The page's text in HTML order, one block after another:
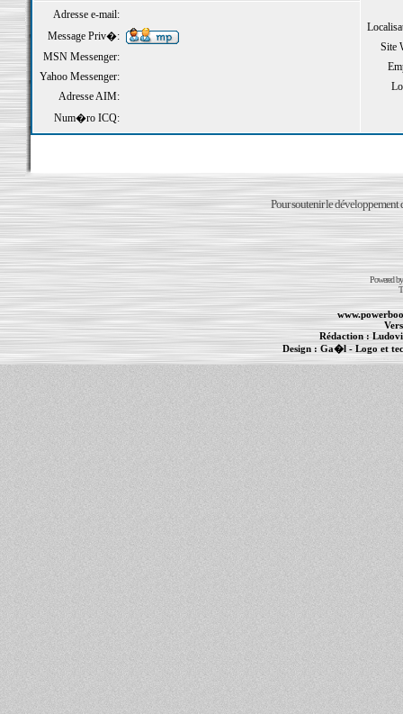
Site
Adresse e-mail:
Message Priv�:
MSN Messenger:
Yahoo Messenger:
Adresse AIM:
Num�ro ICQ:
Pour soutenir le développement
Powered
Rédaction :
Design : Ga�l- Logo et
MacBook Pro -